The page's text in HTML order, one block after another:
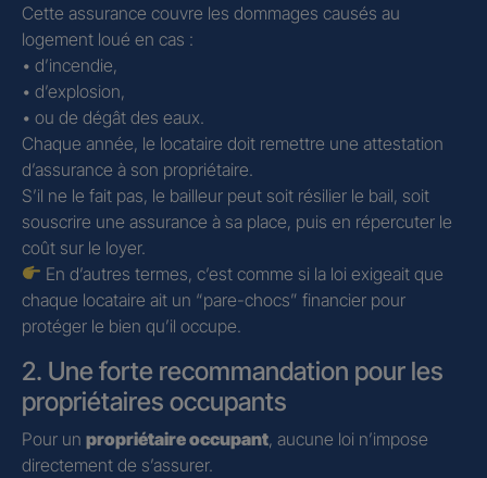
Cette assurance couvre les dommages causés au
logement loué en cas :
• d’incendie,
• d’explosion,
• ou de dégât des eaux.
Chaque année, le locataire doit remettre une attestation
d’assurance à son propriétaire.
S’il ne le fait pas, le bailleur peut soit résilier le bail, soit
souscrire une assurance à sa place, puis en répercuter le
coût sur le loyer.
En d’autres termes, c’est comme si la loi exigeait que
chaque locataire ait un “pare-chocs” financier pour
protéger le bien qu’il occupe.
2. Une forte recommandation pour les
propriétaires occupants
Pour un propriétaire occupant, aucune loi n’impose
directement de s’assurer.